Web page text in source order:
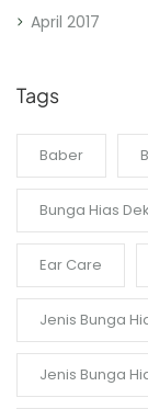
April 2017
Tags
Baber
Bunga Hias
Ear Care
Jenis Bunga
Jenis Bunga